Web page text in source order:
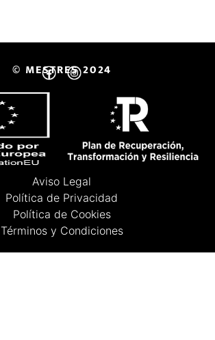
© MESTRES 2024
Aviso Legal
Política de Privacidad
Política de Cookies
Términos y Condiciones